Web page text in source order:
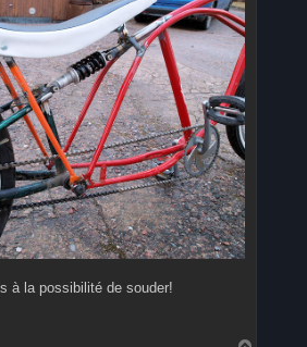
à la possibilité de souder!